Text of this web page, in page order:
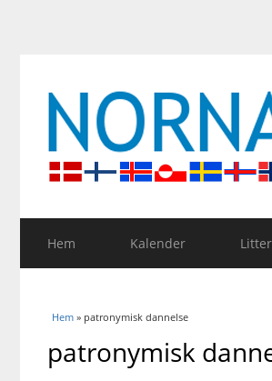
Hem Kalender
Du är här
Hem » patronymisk dannelse
patronymisk